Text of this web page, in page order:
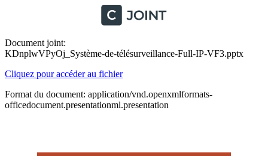
Document joint:
KDnplwVPyOj_Système-de-télésurveillance-Full-IP-VF3.pptx
Cliquez pour accéder au fichier
Format du document: application/vnd.openxmlformats-
officedocument.presentationml.presentation